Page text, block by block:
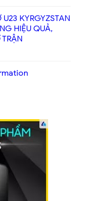
KYRGYZSTAN
HIỆU QUẢ,